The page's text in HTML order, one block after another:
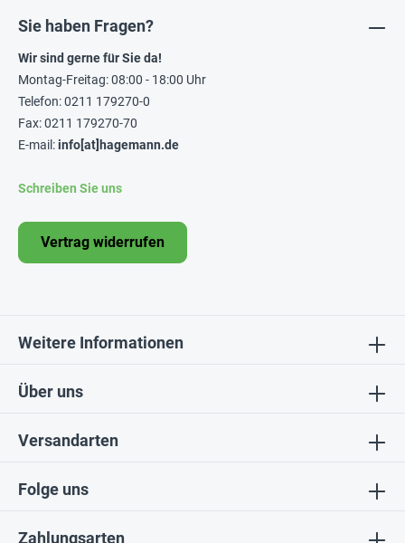
Folge uns
Über uns
Sie haben Fragen?
Wir sind gerne für Sie da!
Montag-Freitag: 08:00 - 18:00 Uhr
Telefon: 0211 179270-0
Fax: 0211 179270-70
E-mail:info[at]hagemann.de
Schreiben Sie uns
Vertrag widerrufen
Weitere Informationen
Zahlungsarten
Versandarten